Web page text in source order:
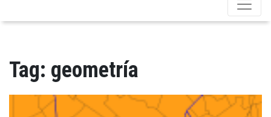
Tag: geometría